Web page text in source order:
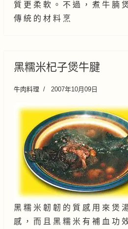
質 更 柔 軟 。 不 過 ， 煮 牛 腩
傳 統 的 材 料 烹
黑糯米杞子煲牛腱
牛肉料理 2007年10月09日
黑 糯 米 韌 韌 的 質 感 用 來 煲
感 ， 而 且 黑 糯 米 有 補 血 功